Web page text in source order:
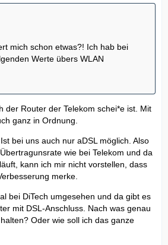
mich schon etwas?! Ich hab bei
Werte übers WLAN
der Router der Telekom schei*e ist. Mit
ganz in Ordnung.
bei uns auch nur aDSL möglich. Also
wie bei Telekom und da
kann ich mir nicht vorstellen, dass
merke.
bei DiTech umgesehen und da gibt es
mit DSL-Anschluss. Nach was genau
Oder wie soll ich das ganze